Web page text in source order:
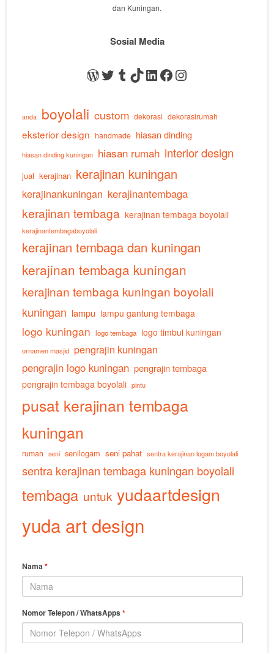
dan Kuningan.
Sosial Media
WordPress
Twitter
Tumblr
TikTok
LinkedIn
Facebook
Instagram
anda boyolali custom dekorasi dekorasirumah
eksterior design handmade hiasan dinding
hiasan dinding kuningan hiasan rumah interior design
jual kerajinan kerajinan kuningan
kerajinankuningan kerajinantembaga
kerajinan tembaga kerajinan tembaga boyolali
kerajinantembagaboyolali
kerajinan tembaga dan kuningan
kerajinan tembaga kuningan
kerajinan tembaga kuningan boyolali
kuningan lampu lampu gantung tembaga
logo kuningan logo tembaga logo timbul kuningan
ornamen masjid pengrajin kuningan
pengrajin logo kuningan pengrajin tembaga
pengrajin tembaga boyolali pintu
pusat kerajinan tembaga
kuningan
rumah seni senilogam seni pahat sentra kerajinan logam boyolali
sentra kerajinan tembaga kuningan boyolali
tembaga untuk yudaartdesign
yuda art design
Nama*
Nomor Telepon / WhatsApps*